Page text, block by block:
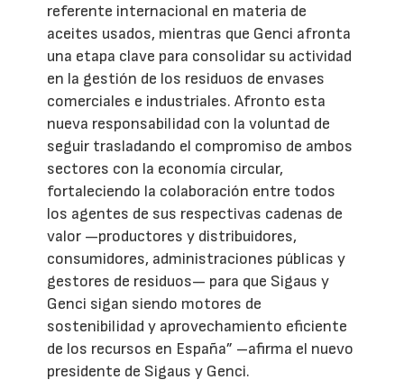
referente internacional en materia de
aceites usados, mientras que Genci afronta
una etapa clave para consolidar su actividad
en la gestión de los residuos de envases
comerciales e industriales. Afronto esta
nueva responsabilidad con la voluntad de
seguir trasladando el compromiso de ambos
sectores con la economía circular,
fortaleciendo la colaboración entre todos
los agentes de sus respectivas cadenas de
valor —productores y distribuidores,
consumidores, administraciones públicas y
gestores de residuos— para que Sigaus y
Genci sigan siendo motores de
sostenibilidad y aprovechamiento eficiente
de los recursos en España” –afirma el nuevo
presidente de Sigaus y Genci.